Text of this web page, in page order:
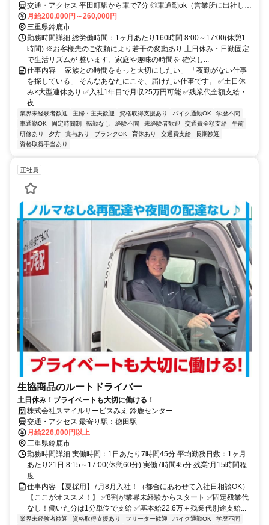
交通・アクセス 平田町駅から車で7分 ◎車通勤ok（営業所に出社し
て、チームで顧客先へ移動します）
月給200,000円～260,000円
三重県鈴鹿市
勤務時間詳細 総労働時間：1ヶ月あたり160時間 8:00～17:00(休憩1
時間) ※お客様先のご依頼により若干の変動あり 土日休み・日勤固定
で生活リズムが 整います。家庭や趣味の時間を 確保し...
仕事内容 「家族との時間をもっと大切にしたい」 「夜勤がない仕事
を探している」 そんなあなたにこそ、届けたい仕事です。 ✅土日休
み×大型連休あり ✅入社1年目で月収25万円可能 ✅残業代全額支給・
夜...
業界未経験者歓迎 主婦・主夫歓迎 資格取得支援あり バイク通勤OK
学歴不問
車通勤OK
固定時間制 転勤なし 経験不問 未経験者歓迎 交通費全額支給
午前
研修あり
夕方 賞与あり ブランクOK 育休あり 交通費支給
長期歓迎
資格取得手当あり
正社員
生協商品のルートドライバー
土日休み！プライベートも大切に働ける！
株式会社スマイルサービスみえ 鈴鹿センター
交通・アクセス 最寄り駅：徳田駅
月給226,000円以上
三重県鈴鹿市
勤務時間詳細 実働時間：1日あたり7時間45分 平均勤務日数：1ヶ月
あたり21日 8:15～17:00(休憩60分) 実働7時間45分 残業:月15時間程
度
仕事内容 【夏採用】7月8月入社！（都合にあわせて入社日相談OK）
【ここがオススメ！】 ✅8割が業界未経験からスタート ✅固定残業代
なし！働いた分は1分単位で支給 ✅基本給22.6万＋残業代別途支給...
業界未経験者歓迎 資格取得支援あり フリーター歓迎 バイク通勤OK
学歴不問